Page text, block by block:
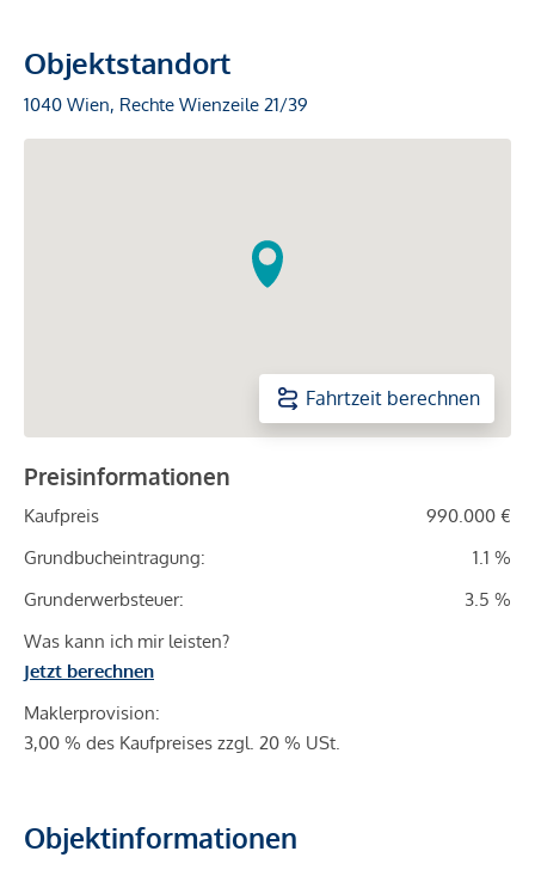
Objektstandort
1040 Wien, Rechte Wienzeile 21/39
Fahrtzeit berechnen
Preisinformationen
Kaufpreis
990.000 €
Grundbucheintragung:
1.1 %
Grunderwerbsteuer:
3.5 %
Was kann ich mir leisten?
Jetzt berechnen
Maklerprovision:
3,00 % des Kaufpreises zzgl. 20 % USt.
Objektinformationen